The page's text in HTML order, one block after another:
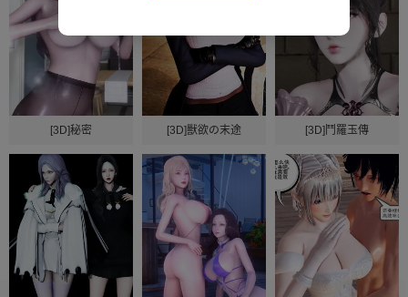
[3D]秘密 [3D]獸欲の末途 [3D]鬥羅玉傳